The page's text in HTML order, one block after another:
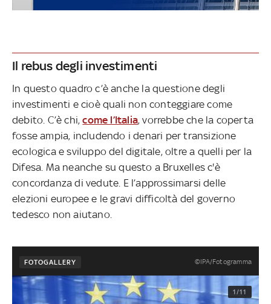
Il rebus degli investimenti
In questo quadro c’è anche la questione degli
investimenti e cioè quali non conteggiare come
debito. C’è chi,come l’Italia, vorrebbe che la coperta
fosse ampia, includendo i denari per transizione
ecologica e sviluppo del digitale, oltre a quelli per la
Difesa. Ma neanche su questo a Bruxelles c'è
concordanza di vedute. E l’approssimarsi delle
elezioni europee e le gravi difficoltà del governo
tedesco non aiutano.
FOTOGALLERY ©IPA/Fotogramma
1/11